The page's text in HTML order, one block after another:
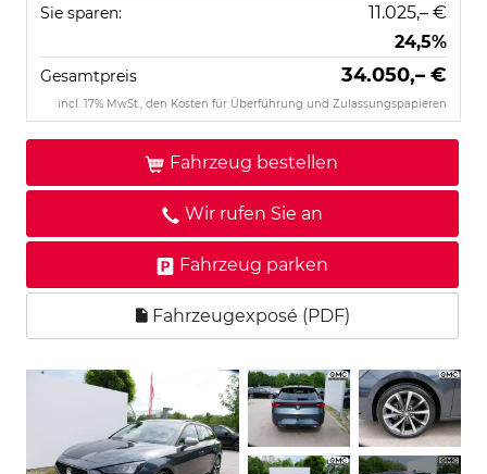
Sie sparen:
11.025,– €
24,5%
Gesamtpreis 34.050,– €
incl. 17% MwSt., den Kosten für Überführung und Zulassungspapieren
Fahrzeug bestellen
Wir rufen Sie an
Fahrzeug parken
Fahrzeugexposé (PDF)